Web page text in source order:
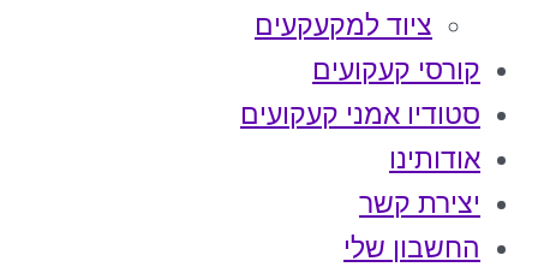
ציוד למקעקעים
קורסי קעקועים
סטודיו אמני קעקועים
אודותינו
יצירת קשר
החשבון שלי